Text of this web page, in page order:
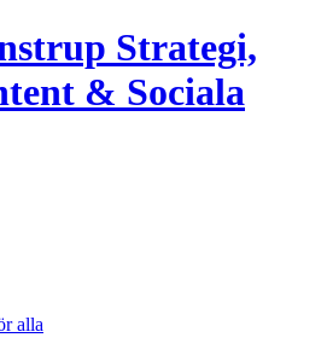
Strategi,
& Sociala
alla